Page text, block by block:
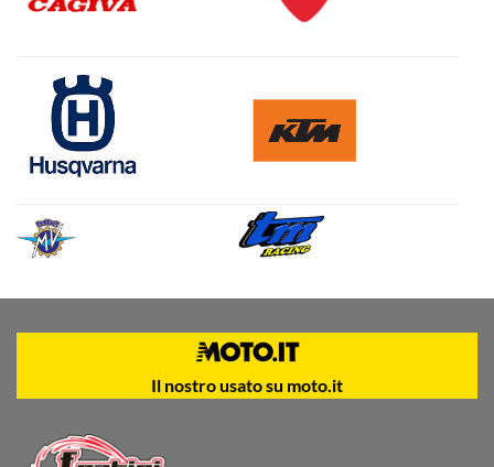
Il nostro usato su moto.it